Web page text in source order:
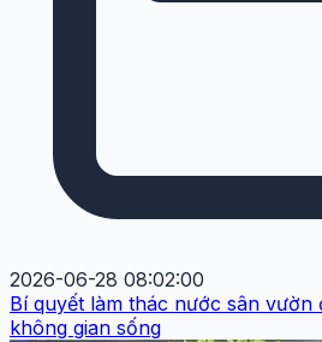
2026-06-28 08:02:00
Bí quyết làm thác nước sân vườn
không gian sống